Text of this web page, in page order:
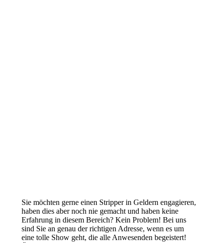
Sie möchten gerne einen Stripper in Geldern engagieren,
haben dies aber noch nie gemacht und haben keine
Erfahrung in diesem Bereich? Kein Problem! Bei uns
sind Sie an genau der richtigen Adresse, wenn es um
eine tolle Show geht, die alle Anwesenden begeistert!